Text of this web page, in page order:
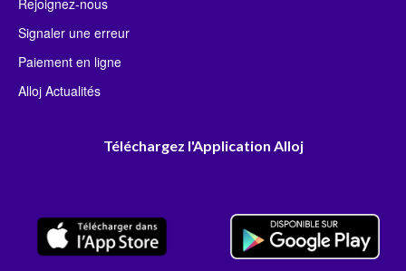
Signaler une erreur
Paiement en ligne
Alloj Actualités
Téléchargez l'Application Alloj